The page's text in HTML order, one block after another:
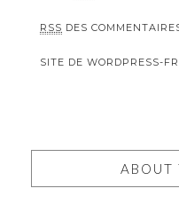
RSS DES
SITE DE WORDPRESS-FR
ABOUT